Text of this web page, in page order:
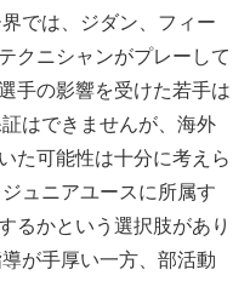
では、ジダン、フィー
クニシャンがプレーして
手の影響を受けた若手は
はできませんが、海外
た可能性は十分に考えら
ュニアユースに所属す
るかという選択肢があり
が手厚い一方、部活動